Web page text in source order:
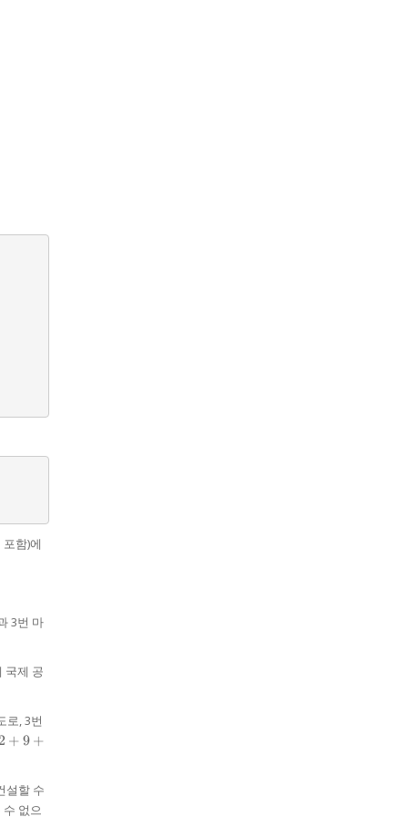
함)에
3번 마
국제 공
로, 3번
+ 9 +
설할 수
없으